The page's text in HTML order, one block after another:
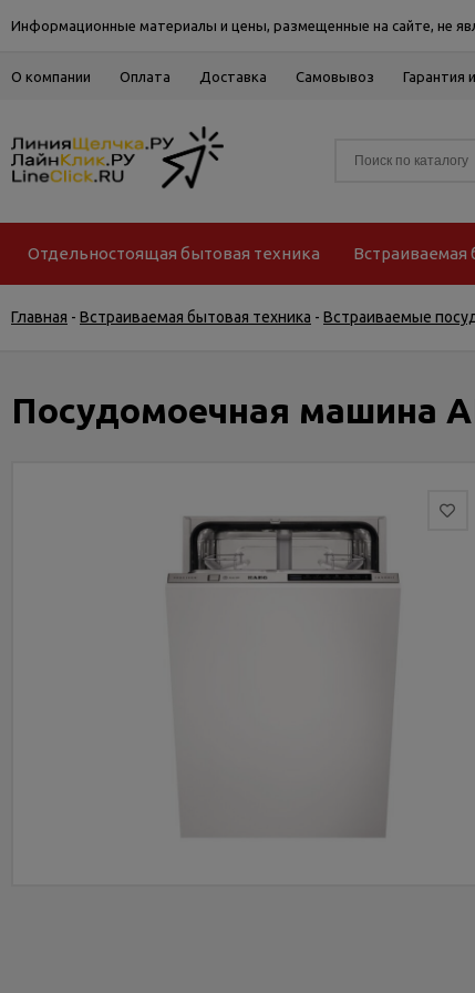
Информационные материалы и цены, размещенные на сайте, не
О компании Оплата Доставка Самовывоз Гарантия
Отдельностоящая бытовая техника Встраиваемая
Главная - Встраиваемая бытовая техника - Встраиваемые
Посудомоечная машина